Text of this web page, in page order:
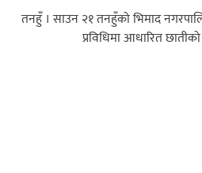
तनहुँ । साउन २१ तनहुँको भिमाद
प्रविधिमा आधारित